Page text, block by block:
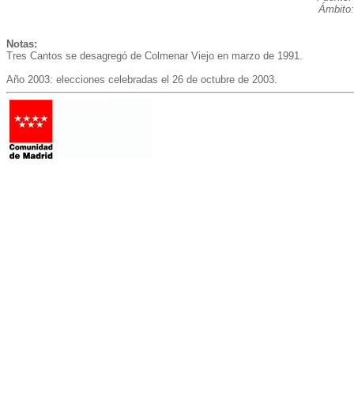
Notas:
Tres Cantos se desagregó de Colmenar Viejo en marzo de 1991.
Año 2003: elecciones celebradas el 26 de octubre de 2003.